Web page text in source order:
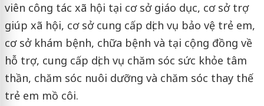
viên công tác xã hội tại cơ sở giáo dục, cơ sở trợ
giúp xã hội, cơ sở cung cấp dịch vụ bảo vệ trẻ em,
cơ sở khám bệnh, chữa bệnh và tại cộng đồng về
hỗ trợ, cung cấp dịch vụ chăm sóc sức khỏe tâm
thần, chăm sóc nuôi dưỡng và chăm sóc thay thế
trẻ em mồ côi.